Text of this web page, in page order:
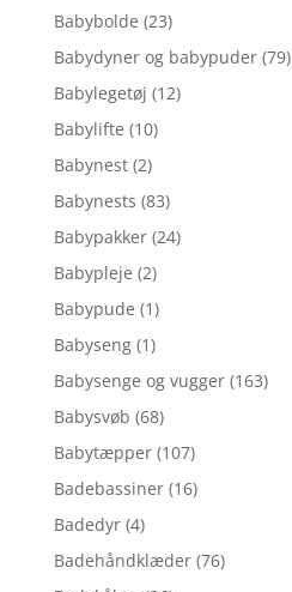
Babybolde (23)
Babydyner og babypuder (79)
Babylegetøj (12)
Babylifte (10)
Babynest (2)
Babynests (83)
Babypakker (24)
Babypleje (2)
Babypude (1)
Babyseng (1)
Babysenge og vugger (163)
Babysvøb (68)
Babytæpper (107)
Badebassiner (16)
Badedyr (4)
Badehåndklæder (76)